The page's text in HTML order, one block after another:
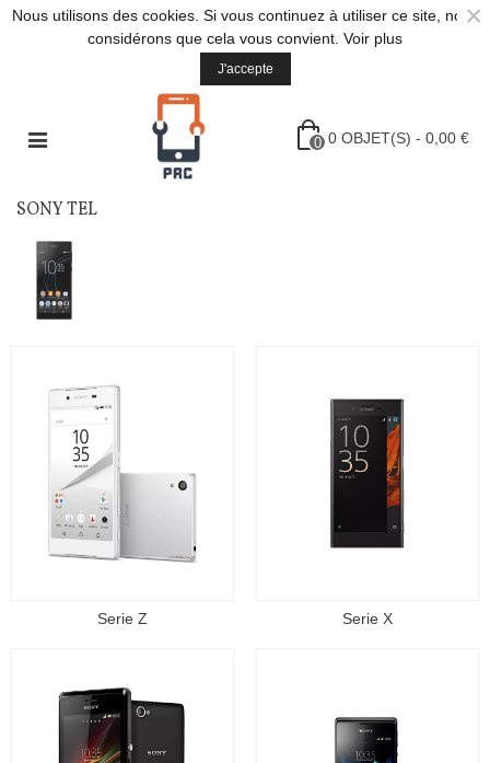
Nous utilisons des cookies. Si vous continuez à utiliser ce site, nous
considérons que cela vous convient. Voir plus
J'accepte
×
0 0 OBJET(S) - 0,00 €
SONY TEL
Serie Z Serie X